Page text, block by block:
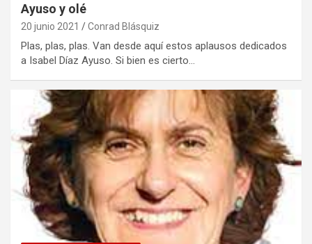
Ayuso y olé
20 junio 2021 Conrad Blásquiz
Plas, plas, plas. Van desde aquí estos aplausos dedicados
a Isabel Díaz Ayuso. Si bien es cierto…